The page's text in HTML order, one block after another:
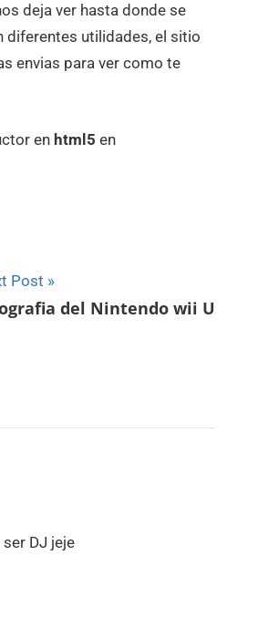
deja ver hasta donde se
diferentes utilidades, el sitio
envias para ver como te
en html5 en
Post
del Nintendo wii U
DJ jeje